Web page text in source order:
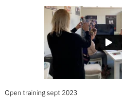
Open training sept 2023